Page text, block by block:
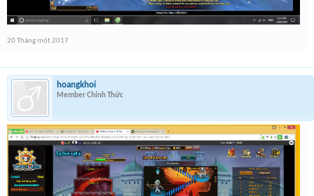
20 Tháng một 2017
hoangkhoi
Member Chính Thức